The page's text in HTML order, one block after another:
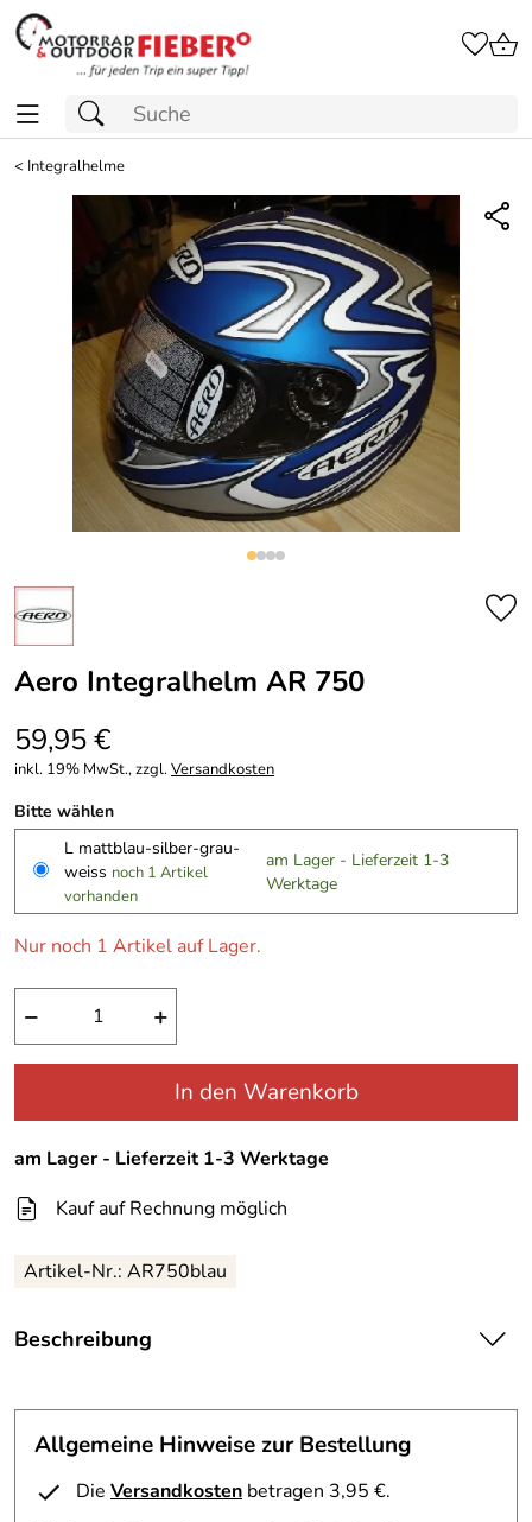
< Integralhelme
Aero Integralhelm AR 750
59,95 €
inkl. 19% MwSt., zzgl.Versandkosten
Bitte wählen
L mattblau-silber-grau-
weiss noch 1 Artikel
vorhanden
am Lager - Lieferzeit 1-3
Werktage
Nur noch 1 Artikel auf Lager.
− +
In den Warenkorb
am Lager - Lieferzeit 1-3 Werktage
Kauf auf Rechnung möglich
Artikel-Nr.: AR750blau
Beschreibung
Sportlicher Integralhelm aus Thermoplast • zwei
Helmschalengrößen (XS-M, L-XXL) • attraktive
aerodynamische Spoilerform • herausnehmbares
Samtvelour-Innenfutter (100%Polyester) • kratzfestes,
Allgemeine Hinweise zur Bestellung
Die Versandkosten betragen 3,95 €.